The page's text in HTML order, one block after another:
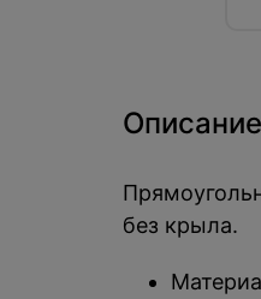
Описание
без крыла.